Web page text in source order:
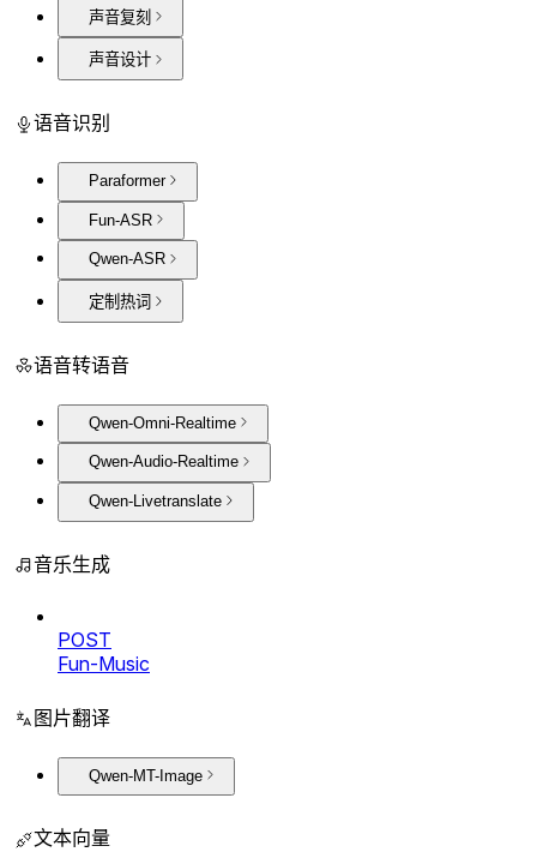
声音复刻
声音设计
语音识别
Paraformer
Fun-ASR
Qwen-ASR
定制热词
语音转语音
Qwen-Omni-Realtime
Qwen-Audio-Realtime
Qwen-Livetranslate
音乐生成
POST
Fun-Music
图片翻译
Qwen-MT-Image
文本向量